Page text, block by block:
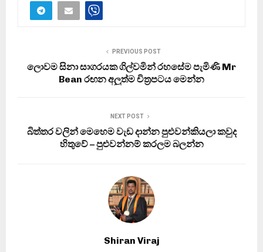
PREVIOUS POST
ලොවම සිනා සාගරයක ගිල්වමින් රහසේම පැමිණි Mr
Bean රඟන අලුත්ම චිත්‍රපටය මෙන්න
NEXT POST
බිත්තර වලින් මෙහෙම වැඩ දාන්න පුළුවන්කියලා කවුද
හිතුවේ – පුළුවන්නම් කරලම බලන්න
Shiran Viraj